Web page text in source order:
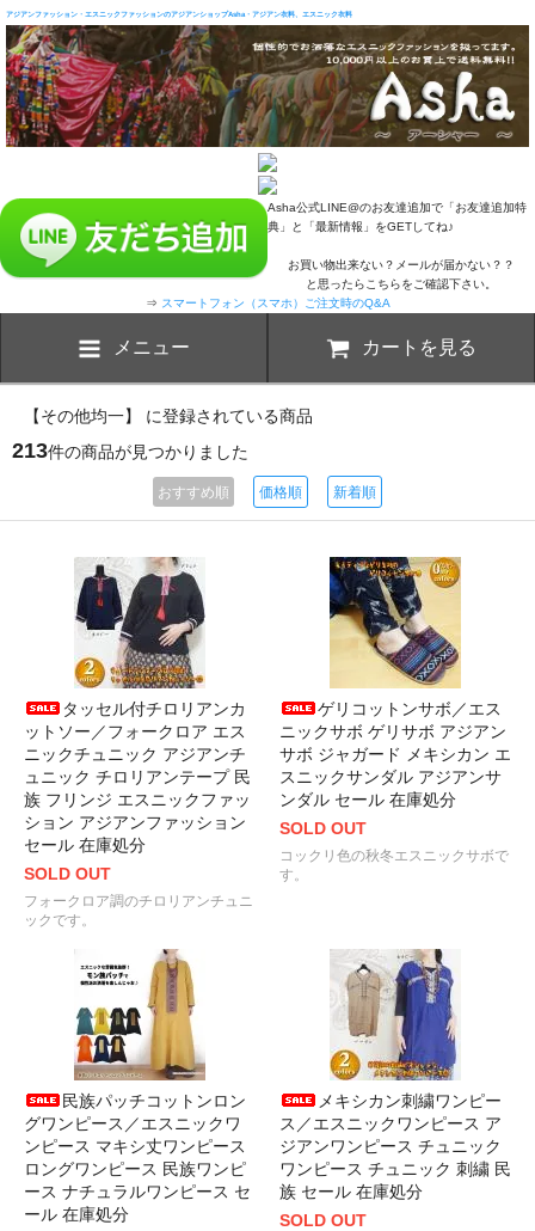
アジアンファッション・エスニックファッションのアジアンショップAsha・アジアン衣料、エスニック衣料
Asha公式LINE@のお友達追加で「お友達追加特
典」と「最新情報」をGETしてね♪
お買い物出来ない？メールが届かない？？
と思ったらこちらをご確認下さい。
⇒ スマートフォン（スマホ）ご注文時のQ&A
メニュー カートを見る
【その他均一】 に登録されている商品
213件の商品が見つかりました
おすすめ順 価格順 新着順
タッセル付チロリアンカ
ットソー／フォークロア エス
ニックチュニック アジアンチ
ュニック チロリアンテープ 民
族 フリンジ エスニックファッ
ション アジアンファッション
セール 在庫処分
SOLD OUT
フォークロア調のチロリアンチュニ
ックです。
ゲリコットンサボ／エス
ニックサボ ゲリサボ アジアン
サボ ジャガード メキシカン エ
スニックサンダル アジアンサ
ンダル セール 在庫処分
SOLD OUT
コックリ色の秋冬エスニックサボで
す。
民族パッチコットンロン
グワンピース／エスニックワ
ンピース マキシ丈ワンピース
ロングワンピース 民族ワンピ
ース ナチュラルワンピース セ
ール 在庫処分
メキシカン刺繍ワンピー
ス／エスニックワンピース ア
ジアンワンピース チュニック
ワンピース チュニック 刺繍 民
族 セール 在庫処分
SOLD OUT